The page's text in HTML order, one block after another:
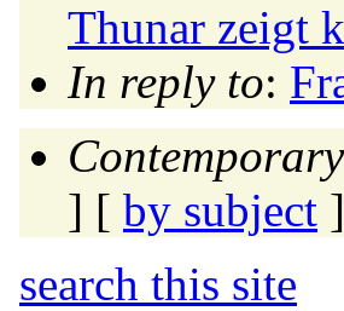
Thunar zeigt
In reply to:
] [ by subject
search this site